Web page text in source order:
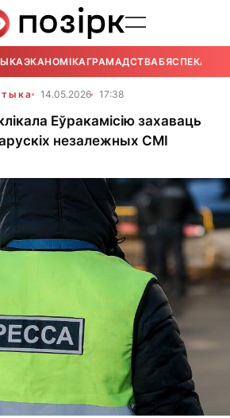
ЭКАНОМІКАГРАМАДСТВАБЯСПЕКА
14.05.2026 17:38
Еўракамісію захаваць
незалежных СМІ